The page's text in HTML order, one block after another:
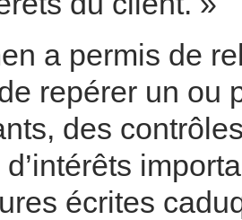
a permis de
repérer un ou
des
écrites